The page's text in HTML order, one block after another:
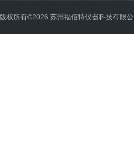
版权所有©2026 苏州福佰特仪器科技有限